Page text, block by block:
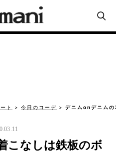
ト 今日のコーデ デニムonデニム
こなしは鉄板のボ